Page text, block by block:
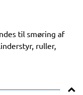
til smøring af
ruller,